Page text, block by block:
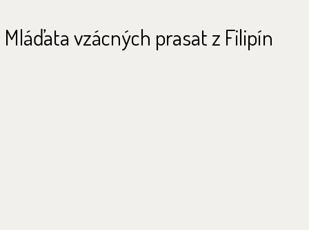
Mláďata vzácných prasat z Filipín